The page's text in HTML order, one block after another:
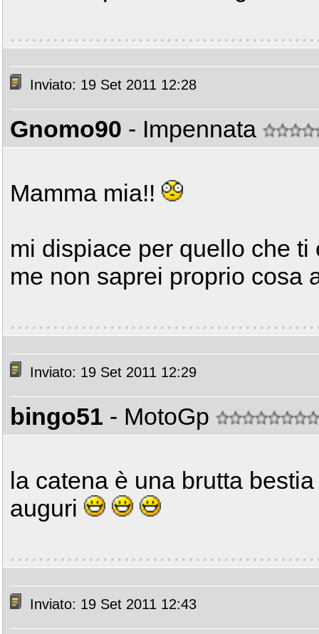
Inviato: 19 Set 2011 12:28
Gnomo90 - Impennata
Mamma mia!!
mi dispiace per quello che
me non saprei proprio cosa
Inviato: 19 Set 2011 12:29
bingo51 - MotoGp
la catena è una brutta
auguri
Inviato: 19 Set 2011 12:43